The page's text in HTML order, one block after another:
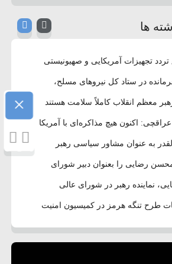
ها
تجهیزات آمریکایی و صهیونیستی
۶ فرمانده در ستاد کل نیروهای مسلح،
و بسیج
معظم انقلاب کاملاً سلامت هستند
اکنون هیچ مذاکره‌ای با آمریکا
به عنوان مشاور سیاسی رهبر
رضایی را بعنوان دبیر شورای
منصوب کرد
نماینده رهبر در شورای عالی
شدطرح تنگه هرمز در کمیسیون امنیت
کشور درباره زمان برگزاری انتخابات
×